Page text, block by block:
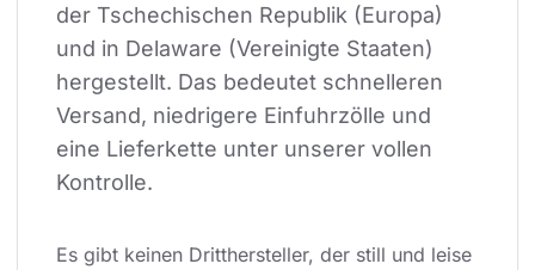
der Tschechischen Republik (Europa)
und in Delaware (Vereinigte Staaten)
hergestellt. Das bedeutet schnelleren
Versand, niedrigere Einfuhrzölle und
eine Lieferkette unter unserer vollen
Kontrolle.
Es gibt keinen Dritthersteller, der still und leise